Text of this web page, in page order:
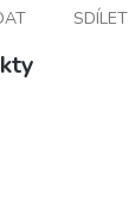
SDÍLET